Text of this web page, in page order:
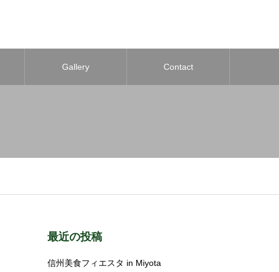
Gallery Contact
最近の投稿
信州美食フィエスタ in Miyota